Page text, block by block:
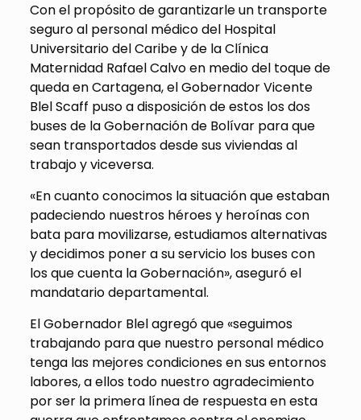
Con el propósito de garantizarle un transporte
seguro al personal médico del Hospital
Universitario del Caribe y de la Clínica
Maternidad Rafael Calvo en medio del toque de
queda en Cartagena, el Gobernador Vicente
Blel Scaff puso a disposición de estos los dos
buses de la Gobernación de Bolívar para que
sean transportados desde sus viviendas al
trabajo y viceversa.
«En cuanto conocimos la situación que estaban
padeciendo nuestros héroes y heroínas con
bata para movilizarse, estudiamos alternativas
y decidimos poner a su servicio los buses con
los que cuenta la Gobernación», aseguró el
mandatario departamental.
El Gobernador Blel agregó que «seguimos
trabajando para que nuestro personal médico
tenga las mejores condiciones en sus entornos
labores, a ellos todo nuestro agradecimiento
por ser la primera línea de respuesta en esta